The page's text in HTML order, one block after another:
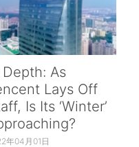
Depth: As
Lays Off
Is Its ‘Winter’
年04月01日